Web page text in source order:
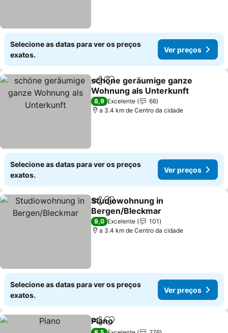
Selecione as datas para ver os preços
exatos.
Ver preços
PartilharAdicionar aos favoritos
schöne geräumige ganze
Wohnung als Unterkunft
Ver preços
8,9 Excelente
66
a 3.4 km de Centro da cidade
Selecione as datas para ver os preços
exatos.
Ver preços
PartilharAdicionar aos favoritos
Studiowohnung in
Bergen/Bleckmar
Ver preços
9,0 Excelente
101
a 3.4 km de Centro da cidade
Selecione as datas para ver os preços
exatos.
Ver preços
PartilharAdicionar aos favoritos
Piano